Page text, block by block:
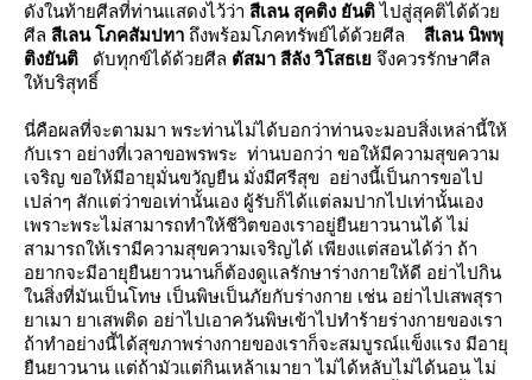
ดังในท้ายศีลที่ท่านแสดงไว้ว่า สีเลน สุคติง ยันติไปสู่สุคติได้ด้ว
ศีล สีเลน โภคสัมปทา ถึงพร้อมโภคทรัพย์ได้ด้วยศีล สีเลน นิพพุ
ติงยันติ ดับทุกข์ได้ด้วยศีล ตัสมา สีลัง วิโสธเ จึงควรรักษาศีล
ห้บริสุทธิ์
นี่คือผลที่จะตามมา พระท่านไม่ได้บอกว่าท่านจะมอบสิ่งเหล่านี้ให้
กับเรา อย่างที่เวลาขอพรพระ ท่านบอกว่า ขอให้มีความสุขความ
เจริญ ขอให้มีอายุมั่นขวัญยืน มั่งมีศรีสุข อย่างนี้เป็นการขอไป
เปล่าๆ สักแต่ว่าขอเท่านั้นเอง ผู้รับก็ได้แต่ลมปากไปเท่านั้นเอง
เพราะพระไม่สามารถทำให้ชีวิตของเราอยู่ยืนยาวนานได้ ไม่
สามารถให้เรามีความสุขความเจริญได้ เพียงแต่สอนได้ว่า ถ้า
อยากจะมีอายุยืนยาวนานก็ต้องดูแลรักษาร่างกายให้ดี อย่าไปกิน
นสิ่งที่มันเป็นโทษ เป็นพิษเป็นภัยกับร่างกาย เช่น อย่าไปเสพสุรา
าเมา ยาเสพติด อย่าไปเอาควันพิษเข้าไปทำร้ายร่างกายของเรา
ถ้าทำอย่างนี้ได้สุขภาพร่างกายของเราก็จะสมบูรณ์แข็งแรง มีอายุ
ืนยาวนาน แต่ถ้ามัวแต่กินเหล้าเมายา ไม่ได้หลับไม่ได้นอน ไม่